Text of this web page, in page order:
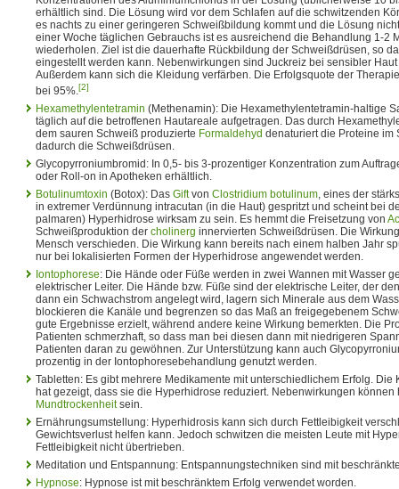
erhältlich sind. Die Lösung wird vor dem Schlafen auf die schwitzenden
es nachts zu einer geringeren Schweißbildung kommt und die Lösung
einer Woche täglichen Gebrauchs ist es ausreichend die Behandlung 1-2
wiederholen. Ziel ist die dauerhafte Rückbildung der Schweißdrüsen, so
eingestellt werden kann. Nebenwirkungen sind Juckreiz bei sensibler
Außerdem kann sich die Kleidung verfärben. Die Erfolgsquote der
bei 95%.[2]
Hexamethylentetramin (Methenamin): Die Hexamethylentetramin-haltige
täglich auf die betroffenen Hautareale aufgetragen. Das durch
dem sauren Schweiß produzierte Formaldehyd denaturiert die Proteine im
dadurch die Schweißdrüsen.
Glycopyrroniumbromid: In 0,5- bis 3-prozentiger Konzentration zum
oder Roll-on in Apotheken erhältlich.
Botulinumtoxin (Botox): Das Giftvon Clostridium botulinum, eines der
in extremer Verdünnung intracutan (in die Haut) gespritzt und scheint bei
palmaren) Hyperhidrose wirksam zu sein. Es hemmt die Freisetzung von
Schweißproduktion der cholinerg innervierten Schweißdrüsen. Die
Mensch verschieden. Die Wirkung kann bereits nach einem halben Jahr
nur bei lokalisierten Formen der Hyperhidrose angewendet werden.
Iontophorese: Die Hände oder Füße werden in zwei Wannen mit Wasser
elektrischer Leiter. Die Hände bzw. Füße sind der elektrische Leiter, der
dann ein Schwachstrom angelegt wird, lagern sich Minerale aus dem
blockieren die Kanäle und begrenzen so das Maß an freigegebenem
gute Ergebnisse erzielt, während andere keine Wirkung bemerkten. Die
Patienten schmerzhaft, so dass man bei diesen dann mit niedrigeren
Patienten daran zu gewöhnen. Zur Unterstützung kann auch
prozentig in der Iontophoresebehandlung genutzt werden.
Tabletten: Es gibt mehrere Medikamente mit unterschiedlichem Erfolg. Die
hat gezeigt, dass sie die Hyperhidrose reduziert. Nebenwirkungen
Mundtrockenheitsein.
Ernährungsumstellung: Hyperhidrosis kann sich durch Fettleibigkeit
Gewichtsverlust helfen kann. Jedoch schwitzen die meisten Leute mit
Fettleibigkeit nicht übertrieben.
Meditation und Entspannung: Entspannungstechniken sind mit
Hypnose: Hypnose ist mit beschränktem Erfolg verwendet worden.